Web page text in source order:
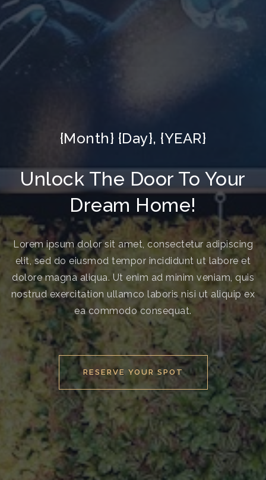
{Month} {Day}, {YEAR}
Unlock The Door To Your
Dream Home!
Lorem ipsum dolor sit amet, consectetur adipiscing
elit, sed do eiusmod tempor incididunt ut labore et
dolore magna aliqua. Ut enim ad minim veniam, quis
nostrud exercitation ullamco laboris nisi ut aliquip ex
ea commodo consequat.
RESERVE YOUR SPOT